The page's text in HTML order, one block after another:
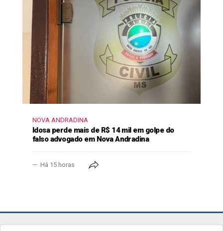
NOVA ANDRADINA
Idosa perde mais de R$ 14 mil em golpe do
falso advogado em Nova Andradina
Há 15 horas